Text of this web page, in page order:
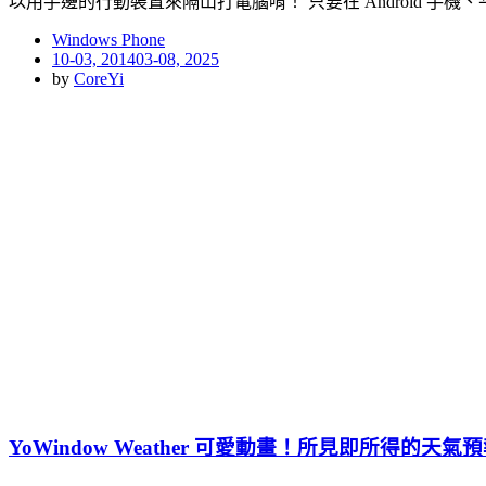
Windows Phone
Posted
on
10-03, 201403-08, 2025
by CoreYi
YoWindow Weather 可愛動畫！所見即所得的天氣